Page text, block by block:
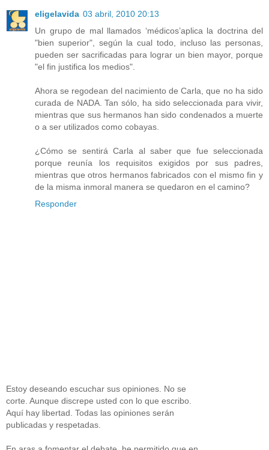
eligelavida 03 abril, 2010 20:13
Un grupo de mal llamados ‘médicos’aplica la doctrina del
"bien superior", según la cual todo, incluso las personas,
pueden ser sacrificadas para lograr un bien mayor, porque
"el fin justifica los medios".
Ahora se regodean del nacimiento de Carla, que no ha sido
curada de NADA. Tan sólo, ha sido seleccionada para vivir,
mientras que sus hermanos han sido condenados a muerte
o a ser utilizados como cobayas.
¿Cómo se sentirá Carla al saber que fue seleccionada
porque reunía los requisitos exigidos por sus padres,
mientras que otros hermanos fabricados con el mismo fin y
de la misma inmoral manera se quedaron en el camino?
Responder
Estoy deseando escuchar sus opiniones. No se
corte. Aunque discrepe usted con lo que escribo.
Aquí hay libertad. Todas las opiniones serán
publicadas y respetadas.